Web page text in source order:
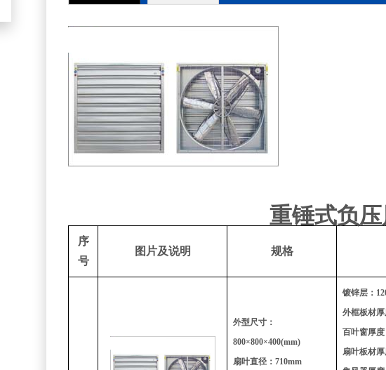
重锤式负
序
号
图片及说明 规格
外型尺寸：
800×800×400(mm)
扇叶直径：710mm
镀锌层：
外框板材
百叶窗厚度
扇叶板材